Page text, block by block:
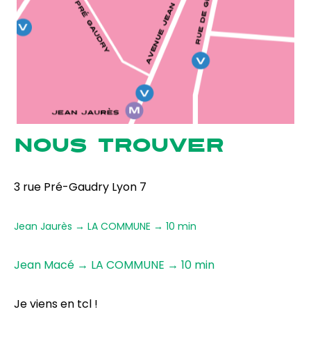
NOUS TROUVER
3 rue Pré-Gaudry Lyon 7
Jean Jaurès → LA COMMUNE → 10 min
Jean Macé → LA COMMUNE → 10 min
Je viens en tcl !